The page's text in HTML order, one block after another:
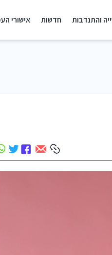
והתנדבות חדשות אישורי